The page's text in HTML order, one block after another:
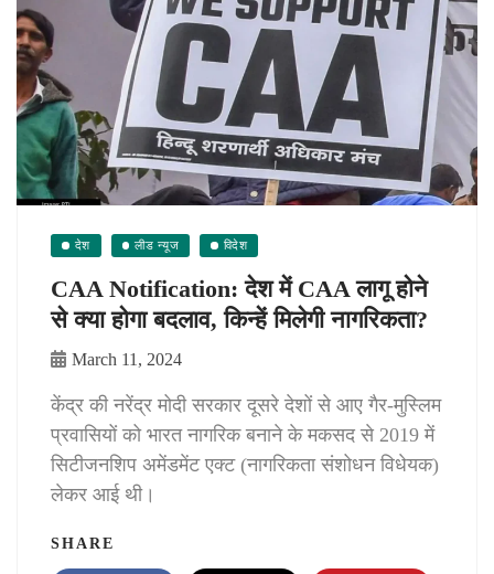
देश लीड न्यूज विदेश
CAA Notification: देश में CAA लागू होने
से क्या होगा बदलाव, किन्हें मिलेगी नागरिकता?
March 11, 2024
केंद्र की नरेंद्र मोदी सरकार दूसरे देशों से आए गैर-मुस्लिम
प्रवासियों को भारत नागरिक बनाने के मकसद से 2019 में
सिटीजनशिप अमेंडमेंट एक्ट (नागरिकता संशोधन विधेयक)
लेकर आई थी।
SHARE